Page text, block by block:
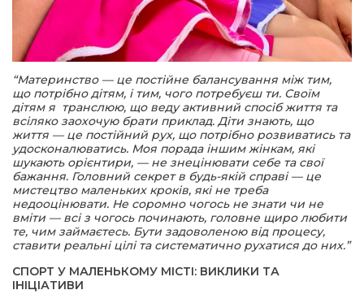
“Материнство — це постійне балансування між тим,
що потрібно дітям, і тим, чого потребуєш ти. Своїм
дітям я транслюю, що веду активний спосіб життя та
всіляко заохочую брати приклад. Діти знають, що
життя — це постійний рух, що потрібно розвиватись та
удосконалюватись. Моя порада іншим жінкам, які
шукають орієнтири, — не знецінювати себе та свої
бажання. Головний секрет в будь-якій справі — це
мистецтво маленьких кроків, які не треба
недооцінювати. Не соромно чогось не знати чи не
вміти — всі з чогось починають, головне щиро любити
те, чим займаєтесь. Бути задоволеною від процесу,
ставити реальні цілі та систематично рухатися до них.”
СПОРТ У МАЛЕНЬКОМУ МІСТІ: ВИКЛИКИ ТА
ІНІЦІАТИВИ